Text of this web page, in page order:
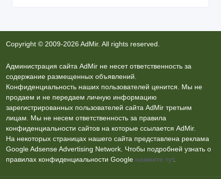
Copyright © 2009-2026 AdMir. All rights reserved.
Администрация сайта AdMir не несет ответственность за
содержание размещенных объявлений.
Конфиденциальность наших пользователей ценится. Мы не
продаем и не передаем личную информацию
зарегистрированных пользователей сайта AdMir третьим
лицам. Мы не несем ответственность за правила
конфиденциальности сайтов на которые ссылается AdMir.
На некоторых страницах нашего сайта представлена реклама
Google Adsense Advertising Network. Чтобы подробней узнать о
правилах конфиденциальности Google
нажмите тут